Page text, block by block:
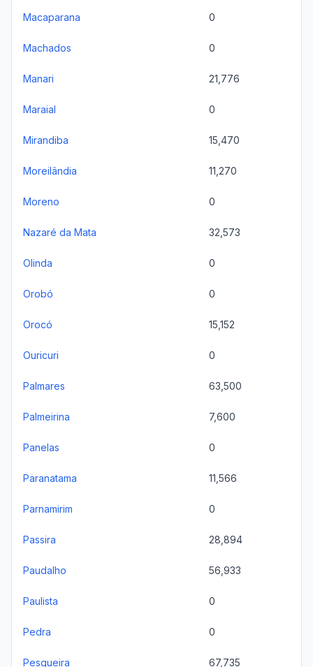
Macaparana 0
Machados 0
Manari 21,776
Maraial 0
Mirandiba 15,470
Moreilândia 11,270
Moreno 0
Nazaré da Mata 32,573
Olinda 0
Orobó 0
Orocó 15,152
Ouricuri 0
Palmares 63,500
Palmeirina 7,600
Panelas 0
Paranatama 11,566
Parnamirim 0
Passira 28,894
Paudalho 56,933
Paulista 0
Pedra 0
Pesqueira 67,735